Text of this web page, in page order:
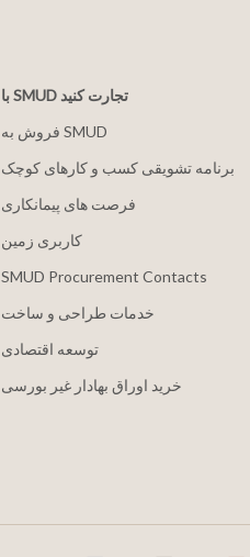
با SMUD تجارت کنید
فروش به SMUD
برنامه تشویقی کسب و کارهای کوچک
فرصت های پیمانکاری
کاربری زمین
SMUD Procurement Contacts
خدمات طراحی و ساخت
توسعه اقتصادی
خرید اوراق بهادار غیر بورسی